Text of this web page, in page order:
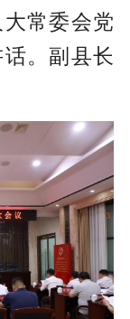
常委会党
。副县长